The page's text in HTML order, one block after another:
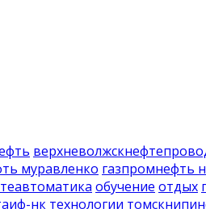
муравленко газпромнефть
обучение отдых
нк технологии